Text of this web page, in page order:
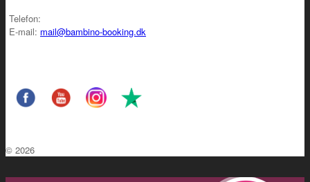
Telefon:
E-mail: mail@bambino-booking.dk
© 2026